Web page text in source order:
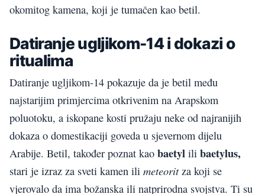
okomitog kamena, koji je tumačen kao betil.
Datiranje ugljikom-14 i dokazi o
ritualima
Datiranje ugljikom-14 pokazuje da je betil među
najstarijim primjercima otkrivenim na Arapskom
poluotoku, a iskopane kosti pružaju neke od najranijih
dokaza o domestikaciji goveda u sjevernom dijelu
Arabije. Betil, također poznat kao baetyl ili baetylus,
stari je izraz za sveti kamen ili meteoritza koji se
vjerovalo da ima božanska ili natprirodna svojstva. Ti su